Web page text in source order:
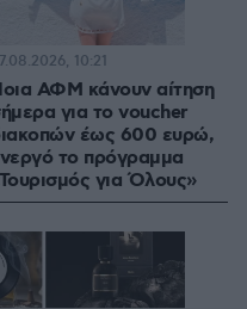
ΑΦΜ κάνουν αίτηση
για το voucher
έως 600 ευρώ,
το πρόγραμμα
για Όλους»
10:21